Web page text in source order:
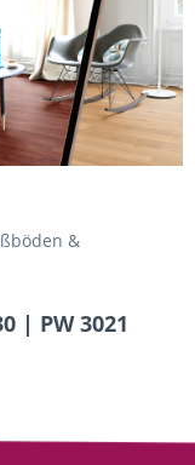
&
| PW 3021